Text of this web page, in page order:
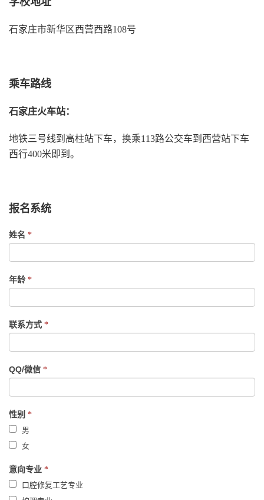
学校地址
乘车路线
石家庄火车站：
地铁三号线到高柱站下车，换乘113路公交车到西营站下车
报名系统
are
this
blank.
性别*
男
女
意向专业*